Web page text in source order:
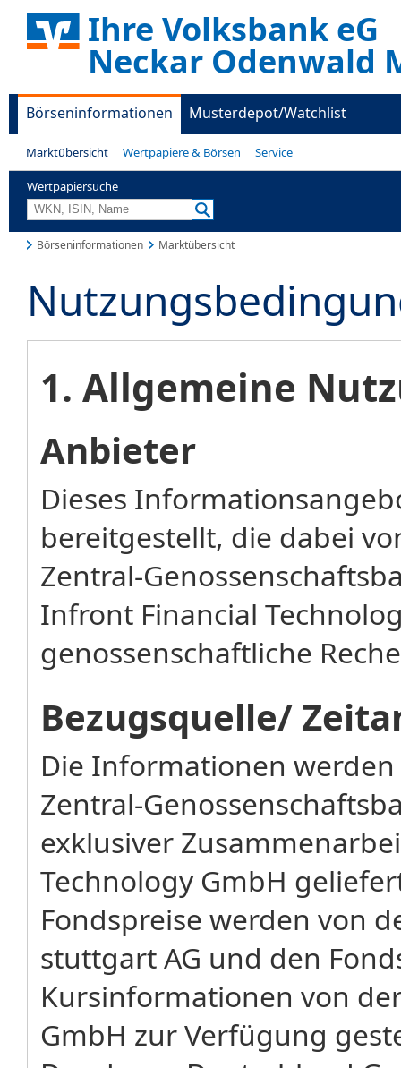
Ihre Volksbank eG
Neckar Odenwald
Börseninformationen Musterdepot/Watchlist
Marktübersicht Wertpapiere & Börsen Service
Wertpapiersuche
Börseninformationen Marktübersicht
1. Allgemeine
Anbieter
Dieses
bereitgestellt, die dabei
Zentral-
Infront Financial
genossenschaftliche
Bezugsquelle/
Die Informationen werden
Zentral-
exklusiver
Technology GmbH
Fondspreise werden von
stuttgart AG und den
Kursinformationen von
GmbH zur Verfügung